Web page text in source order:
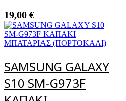
19,00 €
SAMSUNG GALAXY
S10 SM-G973F